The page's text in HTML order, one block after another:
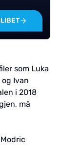
som Luka
Ivan
i 2018
må